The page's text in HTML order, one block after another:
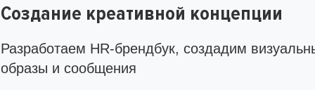
Создание креативной концепции
Разработаем HR-брендбук, создадим
образы и сообщения